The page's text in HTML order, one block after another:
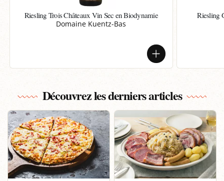
Riesling Trois Châteaux Vin Sec en Biodynamie
Domaine Kuentz-Bas
Riesling
Découvrez les derniers articles